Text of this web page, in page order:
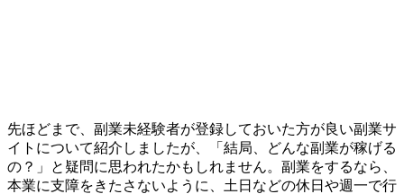
先ほどまで、副業未経験者が登録しておいた方が良い副業サ
イトについて紹介しましたが、「結局、どんな副業が稼げる
の？」と疑問に思われたかもしれません。副業をするなら、
本業に支障をきたさないように、 土日などの休日や週一で行